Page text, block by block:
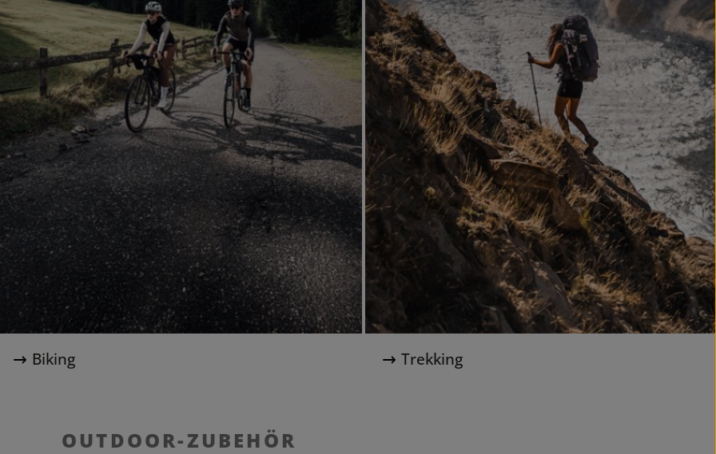
Biking Trekking
OUTDOOR-ZUBEHÖR